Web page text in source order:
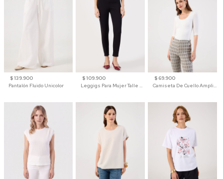
$ 139.900
Pantalón Fluido Unicolor
$ 109.900
Leggigs Para Mujer Talle Alto Liso
$ 69.900
Camiseta De Cuello Amplio Y Manga 3/4 Para Mujer